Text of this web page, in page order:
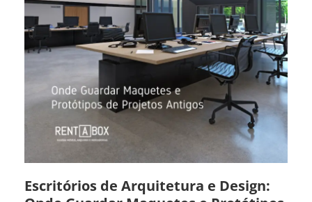
Escritórios de Arquitetura e Design: